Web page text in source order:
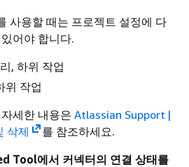
사용할 때는 프로젝트 설정에 다
어야 합니다.
, 하위 작업
위 작업
세한 내용은 Atlassian Support |
삭제
를 참조하세요.
Tool에서 커넥터의 연결 상태를